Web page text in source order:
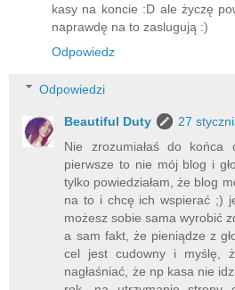
kasy na koncie :D ale życzę
naprawdę na to zaslugują :)
Odpowiedz
Odpowiedzi
Beautiful Duty
27
Nie zrozumiałaś do
pierwsze to nie mój blog i
tylko powiedziałam, że blog
na to i chcę ich wspierać ;)
możesz sobie sama wyrobić
a sam fakt, że pieniądze z
cel jest cudowny i myślę,
nagłaśniać, że np kasa nie